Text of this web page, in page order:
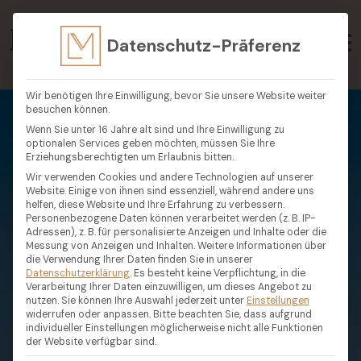
Datenschutz-Präferenz
Wir benötigen Ihre Einwilligung, bevor Sie unsere Website weiter
besuchen können.
Wenn Sie unter 16 Jahre alt sind und Ihre Einwilligung zu
optionalen Services geben möchten, müssen Sie Ihre
Erziehungsberechtigten um Erlaubnis bitten.
Wir verwenden Cookies und andere Technologien auf unserer
Website. Einige von ihnen sind essenziell, während andere uns
helfen, diese Website und Ihre Erfahrung zu verbessern.
Personenbezogene Daten können verarbeitet werden (z. B. IP-
Adressen), z. B. für personalisierte Anzeigen und Inhalte oder die
Messung von Anzeigen und Inhalten.Weitere Informationen über
die Verwendung Ihrer Daten finden Sie in unserer
Datenschutzerklärung. Es besteht keine Verpflichtung, in die
Verarbeitung Ihrer Daten einzuwilligen, um dieses Angebot zu
nutzen. Sie können Ihre Auswahl jederzeit unter Einstellungen
widerrufen oder anpassen. Bitte beachten Sie, dass aufgrund
individueller Einstellungen möglicherweise nicht alle Funktionen
der Website verfügbar sind.